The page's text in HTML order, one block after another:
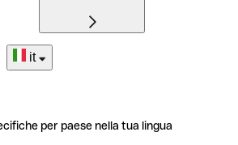
it
per paese nella tua lingua